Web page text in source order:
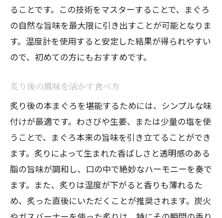
おもてなし料理としての盛り付けアイデ
ア
デザートや前菜との組み合わせ
ることです。この技術をマスターすることで、まぐろ
の自然な旨味を最大限に引き出すことが可能となりま
す。温度計を使用すると安定した結果が得られやすい
ので、初めての方にもおすすめです。
炙り後の風味を活かす食べ方
炙り後の本まぐろを堪能するためには、シンプルな味
付けが最適です。わさびや生姜、または少量の塩を使
うことで、まぐろ本来の旨味を引き立てることができ
ます。炙りによって生まれた香ばしさと透明感のある
脂の旨味が調和し、口の中で絶妙なハーモニーを奏で
ます。また、炙りは温度が下がると香りも薄れるた
め、炙った直後にいただくことが推奨されます。炭火